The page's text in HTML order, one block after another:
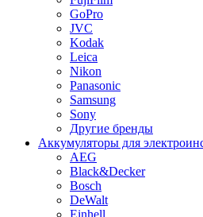
GoPro
JVC
Kodak
Leica
Nikon
Panasonic
Samsung
Sony
Другие бренды
Аккумуляторы для
AEG
Black&Decker
Bosch
DeWalt
Einhell